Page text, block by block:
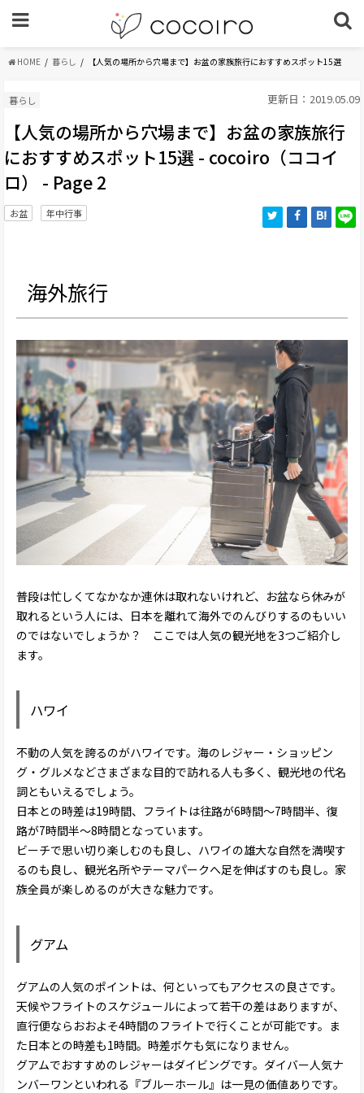
HOME 暮らし 【人気の場所から穴場まで】お盆の家族旅行におすすめスポット15選
暮らし 更新日：2019.05.09
【人気の場所から穴場まで】お盆の家族旅行
におすすめスポット15選 - cocoiro（ココイ
ロ） - Page 2
お盆 年中行事
海外旅行
普段は忙しくてなかなか連休は取れないけれど、お盆なら休みが
取れるという人には、日本を離れて海外でのんびりするのもいい
のではないでしょうか？ ここでは人気の観光地を3つご紹介し
ます。
ハワイ
不動の人気を誇るのがハワイです。海のレジャー・ショッピン
グ・グルメなどさまざまな目的で訪れる人も多く、観光地の代名
詞ともいえるでしょう。
日本との時差は19時間、フライトは往路が6時間～7時間半、復
路が7時間半～8時間となっています。
ビーチで思い切り楽しむのも良し、ハワイの雄大な自然を満喫す
るのも良し、観光名所やテーマパークへ足を伸ばすのも良し。家
族全員が楽しめるのが大きな魅力です。
グアム
グアムの人気のポイントは、何といってもアクセスの良さです。
天候やフライトのスケジュールによって若干の差はありますが、
直行便ならおおよそ4時間のフライトで行くことが可能です。ま
た日本との時差も1時間。時差ボケも気になりません。
グアムでおすすめのレジャーはダイビングです。ダイバー人気ナ
ンバーワンといわれる『ブルーホール』は一見の価値ありです。